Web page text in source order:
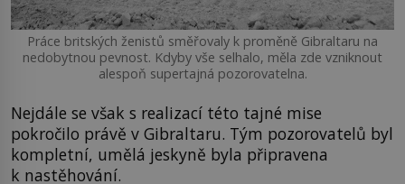
Práce britských ženistů směřovaly k proměně Gibraltaru na
nedobytnou pevnost. Kdyby vše selhalo, měla zde vzniknout
alespoň supertajná pozorovatelna.
Nejdále se však s realizací této tajné mise
pokročilo právě v Gibraltaru. Tým pozorovatelů byl
kompletní, umělá jeskyně byla připravena
k nastěhování.